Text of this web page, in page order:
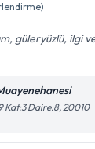
güleryüzlü, ilgi
Kat:3 Daire:8, 20010